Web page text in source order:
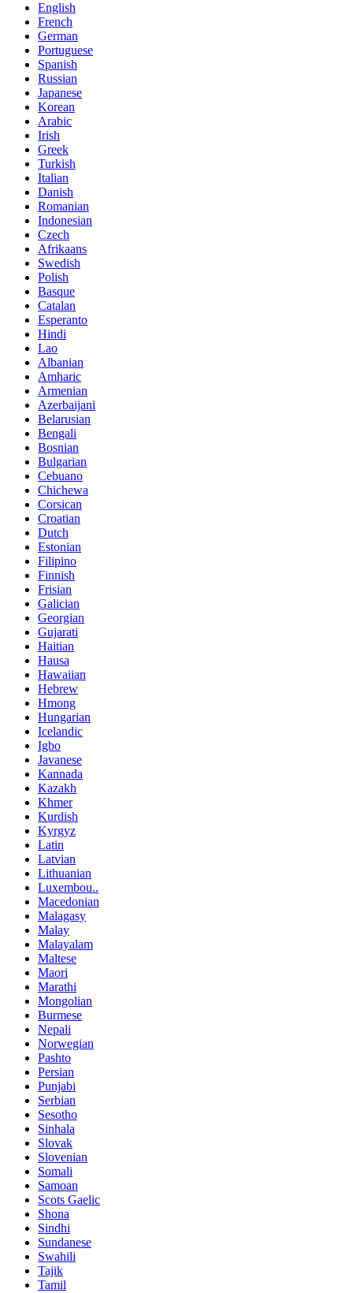
English
French
German
Portuguese
Spanish
Russian
Japanese
Korean
Arabic
Irish
Greek
Turkish
Italian
Danish
Romanian
Indonesian
Czech
Afrikaans
Swedish
Polish
Basque
Catalan
Esperanto
Hindi
Lao
Albanian
Amharic
Armenian
Azerbaijani
Belarusian
Bengali
Bosnian
Bulgarian
Cebuano
Chichewa
Corsican
Croatian
Dutch
Estonian
Filipino
Finnish
Frisian
Galician
Georgian
Gujarati
Haitian
Hausa
Hawaiian
Hebrew
Hmong
Hungarian
Icelandic
Igbo
Javanese
Kannada
Kazakh
Khmer
Kurdish
Kyrgyz
Latin
Latvian
Lithuanian
Luxembou..
Macedonian
Malagasy
Malay
Malayalam
Maltese
Maori
Marathi
Mongolian
Burmese
Nepali
Norwegian
Pashto
Persian
Punjabi
Serbian
Sesotho
Sinhala
Slovak
Slovenian
Somali
Samoan
Scots Gaelic
Shona
Sindhi
Sundanese
Swahili
Tajik
Tamil